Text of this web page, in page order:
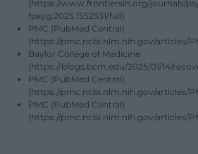
(https://www.frontiersin.org/journals/
fpsyg.2025.1552531/full)
PMC (PubMed Central)
(https://pmc.ncbi.nlm.nih.gov/articles/
Baylor College of Medicine
(https://blogs.bcm.edu/2025/01/14/
PMC (PubMed Central)
(https://pmc.ncbi.nlm.nih.gov/articles/
PMC (PubMed Central)
(https://pmc.ncbi.nlm.nih.gov/articles/